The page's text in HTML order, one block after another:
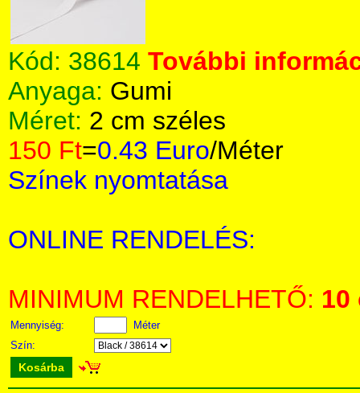
Kód: 38614 További
Anyaga: Gumi
Méret: 2 cm széles
150 Ft=0.43 Euro/Méter
Színek nyomtatása
ONLINE RENDELÉS:
MINIMUM RENDELHETŐ: 10
Mennyiség:
Méter
Szín:
Kosárba